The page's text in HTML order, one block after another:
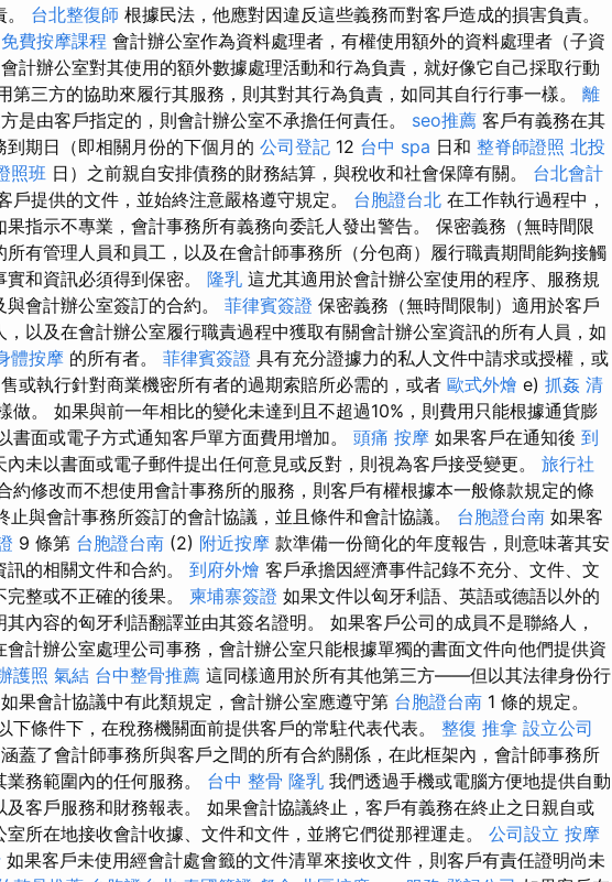
台北整復師 根據民法，他應對因違反這些義務而對客戶造成的損害負責。
免費按摩課程 會計辦公室作為資料處理者，有權使用額外的資料處理者（子資
會計辦公室對其使用的額外數據處理活動和行為負責，就好像它自己採取行動
第三方的協助來履行其服務，則其對其行為負責，如同其自行行事一樣。 離
是由客戶指定的，則會計辦公室不承擔任何責任。 seo推薦 客戶有義務在其
期日（即相關月份的下個月的 公司登記 12 台中 spa 日和 整脊師證照 北投
照班 日）之前親自安排債務的財務結算，與稅收和社會保障有關。 台北會計
戶提供的文件，並始終注意嚴格遵守規定。 台胞證台北 在工作執行過程中，
指示不專業，會計事務所有義務向委託人發出警告。 保密義務（無時間限
有管理人員和員工，以及在會計師事務所（分包商）履行職責期間能夠接觸
和資訊必須得到保密。 隆乳 這尤其適用於會計辦公室使用的程序、服務規
會計辦公室簽訂的合約。 菲律賓簽證 保密義務（無時間限制）適用於客戶
以及在會計辦公室履行職責過程中獲取有關會計辦公室資訊的所有人員，如
體按摩 的所有者。 菲律賓簽證 具有充分證據力的私人文件中請求或授權，或
或執行針對商業機密所有者的過期索賠所必需的，或者 歐式外燴 e) 抓姦 清
做。 如果與前一年相比的變化未達到且不超過10%，則費用只能根據通貨膨
書面或電子方式通知客戶單方面費用增加。 頭痛 按摩 如果客戶在通知後 到
內未以書面或電子郵件提出任何意見或反對，則視為客戶接受變更。 旅行社
約修改而不想使用會計事務所的服務，則客戶有權根據本一般條款規定的條
止與會計事務所簽訂的會計協議，並且條件和會計協議。 台胞證台南 如果客
9 條第 台胞證台南 (2) 附近按摩 款準備一份簡化的年度報告，則意味著其安
的相關文件和合約。 到府外燴 客戶承擔因經濟事件記錄不充分、文件、文
整或不正確的後果。 柬埔寨簽證 如果文件以匈牙利語、英語或德語以外的
內容的匈牙利語翻譯並由其簽名證明。 如果客戶公司的成員不是聯絡人，
計辦公室處理公司事務，會計辦公室只能根據單獨的書面文件向他們提供資
護照 氣結 台中整骨推薦 這同樣適用於所有其他第三方——但以其法律身份行
如果會計協議中有此類規定，會計辦公室應遵守第 台胞證台南 1 條的規定。
下條件下，在稅務機關面前提供客戶的常駐代表代表。 整復 推拿 設立公司
蓋了會計師事務所與客戶之間的所有合約關係，在此框架內，會計師事務所
務範圍內的任何服務。 台中 整骨 隆乳 我們透過手機或電腦方便地提供自動
客戶服務和財務報表。 如果會計協議終止，客戶有義務在終止之日親自或
所在地接收會計收據、文件和文件，並將它們從那裡運走。 公司設立 按摩
如果客戶未使用經會計處會籤的文件清單來接收文件，則客戶有責任證明尚未